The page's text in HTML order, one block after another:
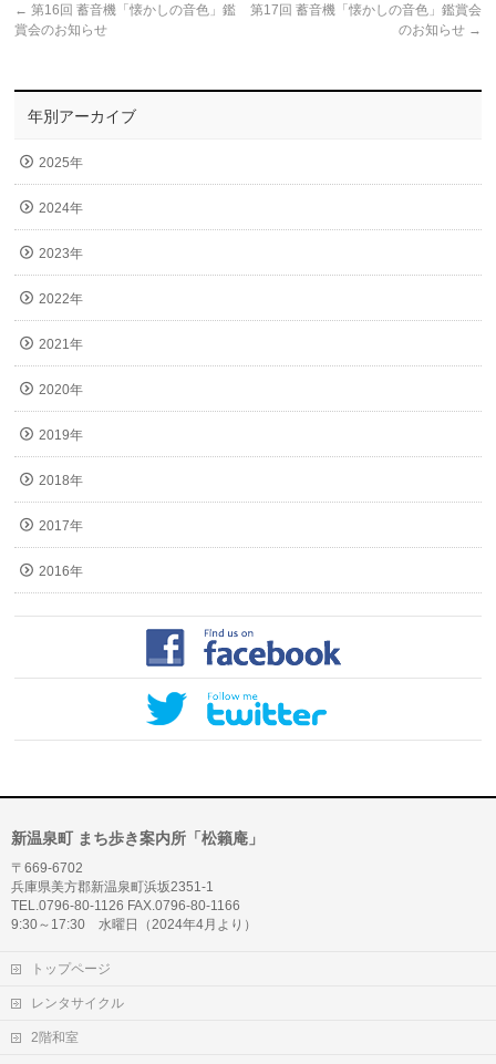
← 第16回 蓄音機「懐かしの音色」鑑
賞会のお知らせ
第17回 蓄音機「懐かしの音色」鑑賞会
のお知らせ →
年別アーカイブ
2025年
2024年
2023年
2022年
2021年
2020年
2019年
2018年
2017年
2016年
新温泉町 まち歩き案内所「松籟庵」
〒669-6702
兵庫県美方郡新温泉町浜坂2351-1
TEL.0796-80-1126 FAX.0796-80-1166
9:30～17:30 水曜日（2024年4月より）
トップページ
レンタサイクル
2階和室